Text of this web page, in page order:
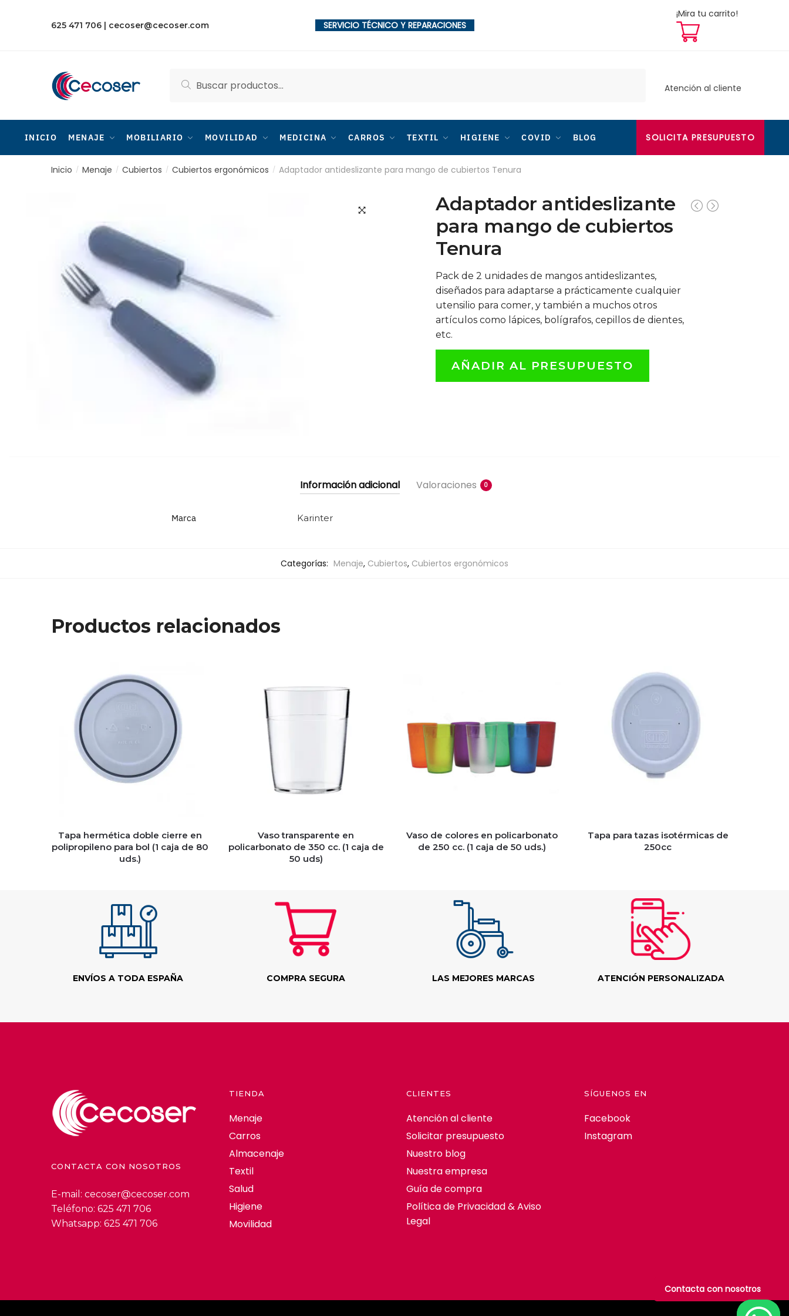
625 471 706 | cecoser@cecoser.com SERVICIO TÉCNICO Y REPARACIONES
¡Mira tu carrito!
por:
Buscar Atención al cliente
INICIO MENAJE MOBILIARIO MOVILIDAD MEDICINA CARROS TEXTIL HIGIENE COVID BLOG SOLICITA PRESUPUESTO
Inicio / Menaje / Cubiertos / Cubiertos ergonómicos / Adaptador antideslizante para mango de cubiertos Tenura
Adaptador antideslizante
para mango de cubiertos
Tenura
Pack de 2 unidades de mangos antideslizantes,
diseñados para adaptarse a prácticamente cualquier
utensilio para comer, y también a muchos otros
artículos como lápices, bolígrafos, cepillos de dientes,
etc.
AÑADIR AL PRESUPUESTO
Contacta con nosotros
Información adicional Valoraciones 0
Marca Karinter
Categorías: Menaje, Cubiertos, Cubiertos ergonómicos
Productos relacionados
Tapa hermética doble cierre en
polipropileno para bol (1 caja de 80
uds.)
Vaso transparente en
policarbonato de 350 cc. (1 caja de
50 uds)
Vaso de colores en policarbonato
de 250 cc. (1 caja de 50 uds.)
Tapa para tazas isotérmicas de
250cc
ENVÍOS A TODA ESPAÑA COMPRA SEGURA LAS MEJORES MARCAS ATENCIÓN PERSONALIZADA
CONTACTA CON NOSOTROS
E-mail: cecoser@cecoser.com
Teléfono: 625 471 706
Whatsapp: 625 471 706
TIENDA
Menaje
Carros
Almacenaje
Textil
Salud
Higiene
Movilidad
CLIENTES
Atención al cliente
Solicitar presupuesto
Nuestro blog
Nuestra empresa
Guía de compra
Política de Privacidad & Aviso
Legal
SÍGUENOS EN
Facebook
Instagram